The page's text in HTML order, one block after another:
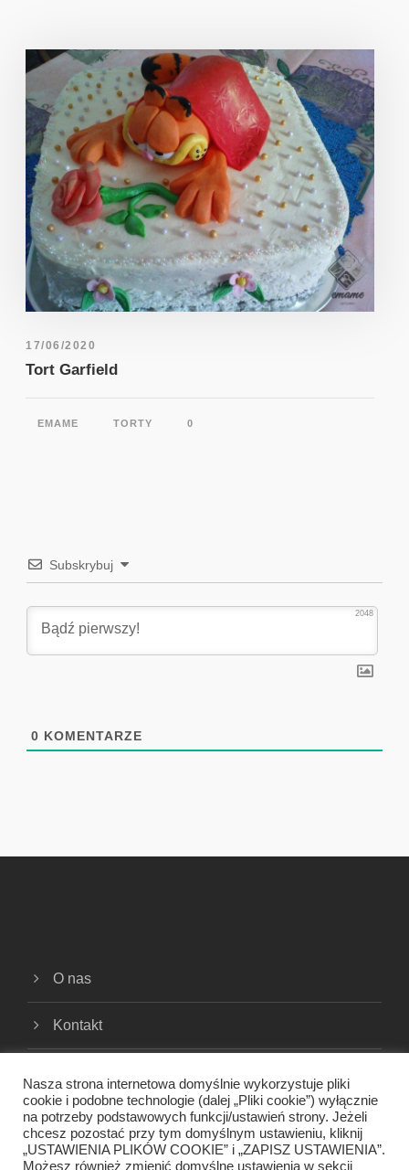
17/06/2020
Tort Garfield
EMAME TORTY 0
Subskrybuj
2048
0 KOMENTARZE
O nas
Kontakt
Polityka prywatności
Regulamin
Nasza strona internetowa domyślnie wykorzystuje pliki
cookie i podobne technologie (dalej „Pliki cookie”) wyłącznie
na potrzeby podstawowych funkcji/ustawień strony. Jeżeli
chcesz pozostać przy tym domyślnym ustawieniu, kliknij
„USTAWIENIA PLIKÓW COOKIE” i „ZAPISZ USTAWIENIA”.
Możesz również zmienić domyślne ustawienia w sekcji